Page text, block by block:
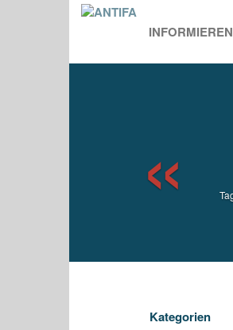
INFORMIEREN
Kategorien